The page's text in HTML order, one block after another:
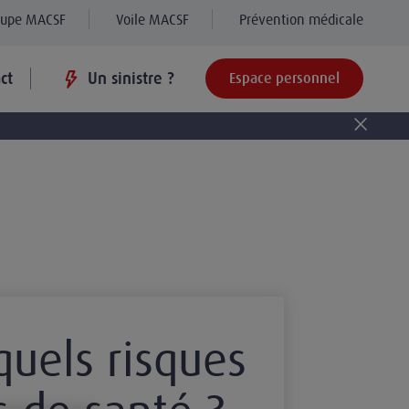
MACSF Voile MACSF Prévention médicale
Un sinistre ? Espace personnel
risques